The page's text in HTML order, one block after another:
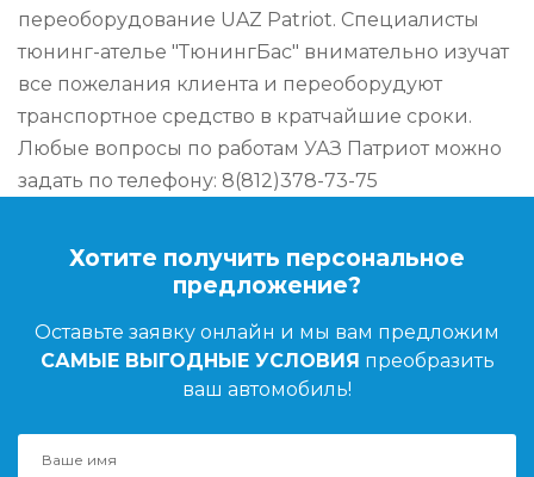
переоборудование UAZ Patriot. Специалисты
тюнинг-ателье "ТюнингБас" внимательно изучат
все пожелания клиента и переоборудуют
транспортное средство в кратчайшие сроки.
Любые вопросы по работам УАЗ Патриот можно
задать по телефону: 8(812)378-73-75
Хотите получить персональное
предложение?
Оставьте заявку онлайн и мы вам предложим
САМЫЕ ВЫГОДНЫЕ УСЛОВИЯ преобразить
ваш автомобиль!